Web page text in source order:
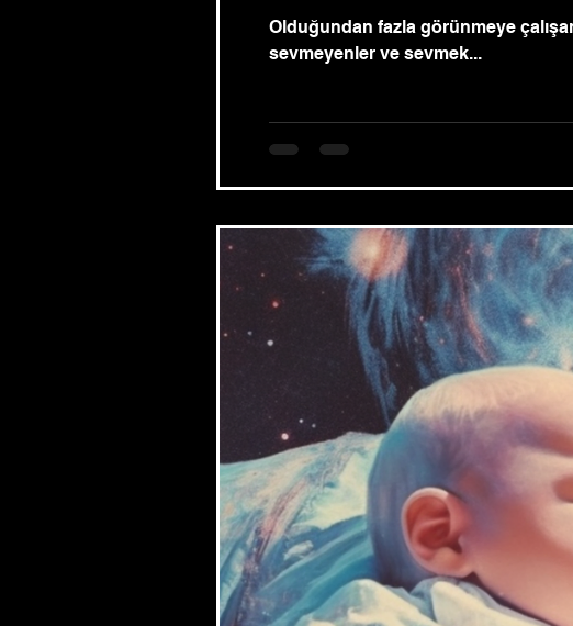
Olduğundan fazla görünmeye
sevmeyenler ve sevmek...